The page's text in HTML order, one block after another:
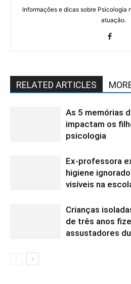
Informações e dicas sobre Psicologia
atuação.
RELATED ARTICLES
As 5 memórias
impactam os
psicologia
Ex-professora
higiene
visíveis na
Crianças
de três anos
assustadores